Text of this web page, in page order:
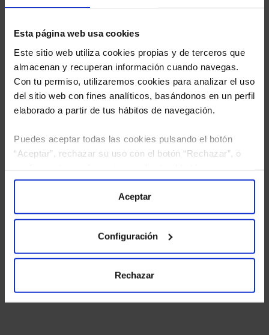
Esta página web usa cookies
Este sitio web utiliza cookies propias y de terceros que
almacenan y recuperan información cuando navegas.
Con tu permiso, utilizaremos cookies para analizar el uso
del sitio web con fines analíticos, basándonos en un perfil
elaborado a partir de tus hábitos de navegación.
Puedes aceptar todas las cookies pulsando el botón
“Aceptar”, rechazar su uso con el botón “Rechazar”, o
“Configuración”. Consulta nuestraPolítica
para más información.
Aceptar
Configuración
Rechazar
He leídola política de privacidady consiento el